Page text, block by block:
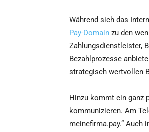
Während sich das
Pay-Domain zu den
Zahlungsdienstleister,
Bezahlprozesse
strategisch wertvollen
Hinzu kommt ein ganz
kommunizieren. Am
meinefirma.pay.“ Auch